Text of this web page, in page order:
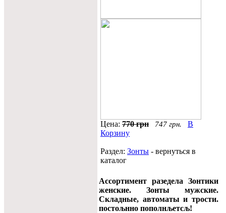
Цена: 770 грн 747 грн.
В
Корзину
Раздел: Зонты - вернуться в
каталог
Ассортимент разедела Зонтики
женские. Зонты мужские.
Складные, автоматы и трости.
постољнно пополнљетсљ!